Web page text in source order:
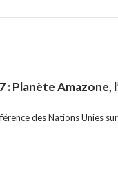
: Planète Amazone,
des Nations Unies